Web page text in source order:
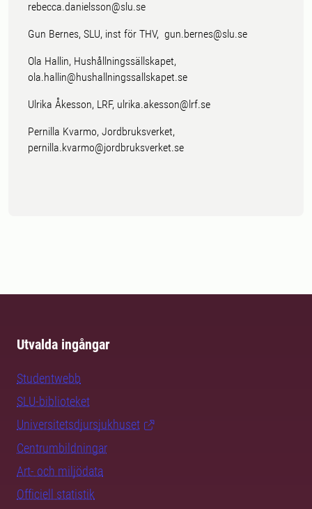
rebecca.danielsson@slu.se
Gun Bernes, SLU, inst för THV, gun.bernes@slu.se
Ola Hallin, Hushållningssällskapet,
ola.hallin@hushallningssallskapet.se
Ulrika Åkesson, LRF, ulrika.akesson@lrf.se
Pernilla Kvarmo, Jordbruksverket,
pernilla.kvarmo@jordbruksverket.se
Utvalda ingångar
Studentwebb
SLU-biblioteket
Universitetsdjursjukhuset
Centrumbildningar
Art- och miljödata
Officiell statistik